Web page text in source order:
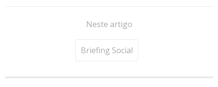
Neste artigo
Briefing Social